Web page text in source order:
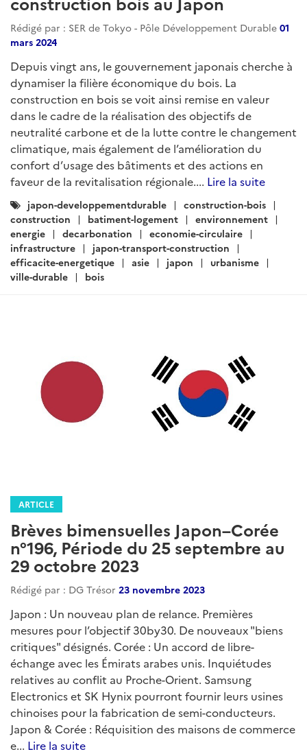
Rédigé par : SER de Tokyo - Pôle Développement Durable 01
mars 2024
Depuis vingt ans, le gouvernement japonais cherche à
dynamiser la filière économique du bois. La
construction en bois se voit ainsi remise en valeur
dans le cadre de la réalisation des objectifs de
neutralité carbone et de la lutte contre le changement
climatique, mais également de l’amélioration du
confort d’usage des bâtiments et des actions en
faveur de la revitalisation régionale.... Lire la suite
Catégories
:
japon-developpementdurable
construction-bois
construction
batiment-logement
environnement
energie
decarbonation
economie-circulaire
infrastructure
japon-transport-construction
efficacite-energetique
asie japon
urbanisme
ville-durable
bois
ARTICLE
Brèves bimensuelles Japon–Corée
n°196, Période du 25 septembre au
29 octobre 2023
Rédigé par : DG Trésor 23 novembre 2023
Japon : Un nouveau plan de relance. Premières
mesures pour l’objectif 30by30. De nouveaux "biens
critiques" désignés. Corée : Un accord de libre-
échange avec les Émirats arabes unis. Inquiétudes
relatives au conflit au Proche-Orient. Samsung
Electronics et SK Hynix pourront fournir leurs usines
chinoises pour la fabrication de semi-conducteurs.
Japon & Corée : Réquisition des maisons de commerce
e... Lire la suite